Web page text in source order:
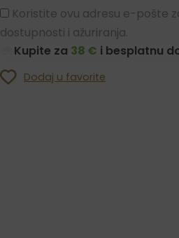
Koristite ovu adresu e-pošte
dostupnosti i ažuriranja.
Kupite za 38 € i besplatnu
Dodaj u favorite